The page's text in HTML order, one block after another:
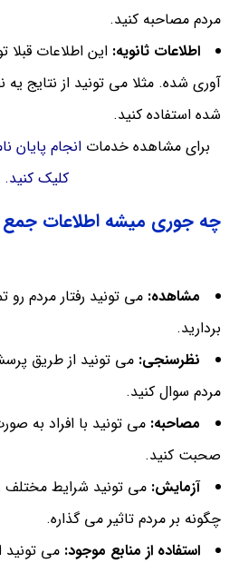
مردم مصاحبه کنید.
اطلاعات ثانویه: این اطلاعات
آوری شده. مثلا می تونید از نتایج یه
شده استفاده کنید.
برای مشاهدهخدماتانجام پایان
کلیک کنید.
چه جوری میشه اطلاعات جمع
مشاهده: می تونید رفتار مردم رو
بردارید.
نظرسنجی: می تونید از طریق
مردم سوال کنید.
مصاحبه: می تونید با افراد به
صحبت کنید.
آزمایش: می تونید شرایط مختلف
چگونه بر مردم تاثیر می گذاره.
استفاده از منابع موجود: می تونید